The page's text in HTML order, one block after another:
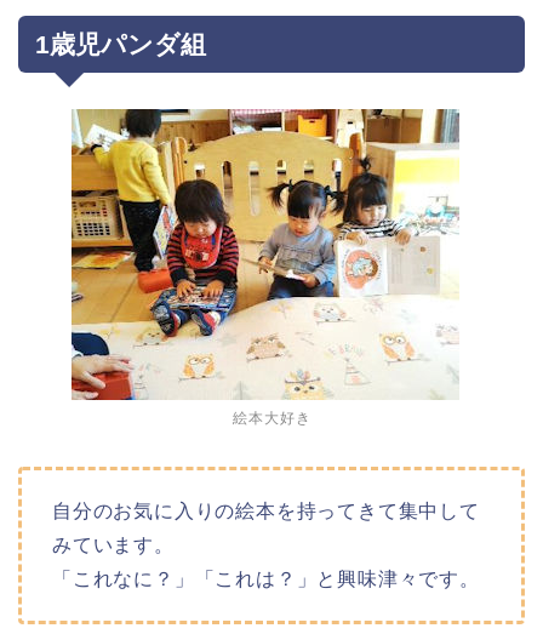
1歳児パンダ組
絵本大好き
自分のお気に入りの絵本を持ってきて集中して
みています。
「これなに？」「これは？」と興味津々です。